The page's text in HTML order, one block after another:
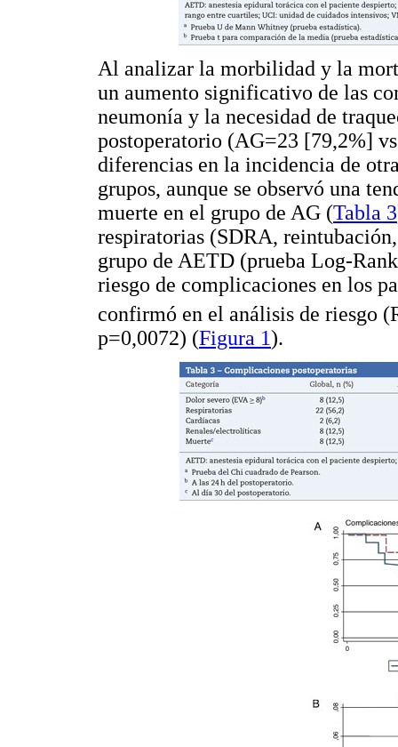
Al analizar la morbilidad y la
un aumento significativo de las
neumonía y la necesidad de
postoperatorio (AG=23 [79,2%]
diferencias en la incidencia de
grupos, aunque se observó una
muerte en el grupo de AG (Tabla 3
respiratorias (SDRA,
grupo de AETD (prueba Log-
riesgo de complicaciones en los
confirmó en el análisis de riesgo
p=0,0072) (Figura 1).